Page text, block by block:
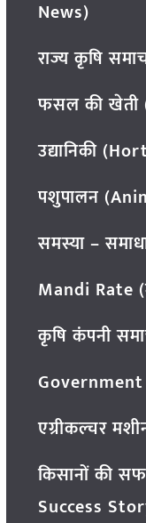
News)
राज्य कृषि
फसल की खेती
उद्यानिकी
पशुपालन
समस्या –
Mandi Rate
कृषि कंपनी
Government
एग्रीकल्चर
किसानों की
Success